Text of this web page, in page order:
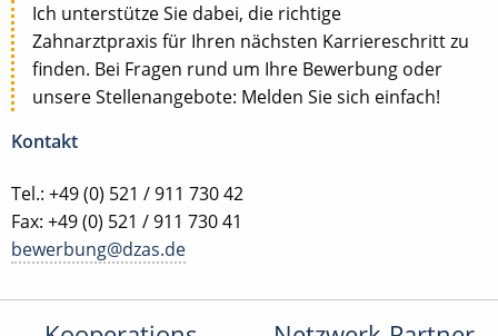
Ich unterstütze Sie dabei, die richtige
Zahnarztpraxis für Ihren nächsten Karriereschritt zu
finden. Bei Fragen rund um Ihre Bewerbung oder
unsere Stellenangebote: Melden Sie sich einfach!
Kontakt
Tel.: +49 (0) 521 / 911 730 42
Fax: +49 (0) 521 / 911 730 41
bewerbung@dzas.de